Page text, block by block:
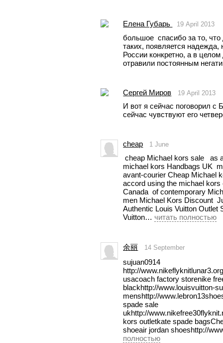
Елена Губарь 19 April 2013
большое  спасибо за то,
таких, появляется
России конкретно, а в
отравили постоянным
Сергей Миров 19 April 2013
И вот я сейчас поговорил с
сейчас чувствуют его
cheap 1 June
cheap Michael kors sale   as a Michael Kors Outlet  style Cheap
michael kors Handbags UK
avant-courier Cheap Michael
accord using the michael
Canada  of contemporary
men Michael Kors Discount
Authentic Louis Vuitton Outlet
Vuitton… читать полностью
余丽 14 September
sujuan0914
http://
usacoach factory storenike
blackhttp://www.louisvuitton-
menshttp://
spade sale
ukhttp://
kors outletkate spade
shoeair jordan shoeshttp://
полностью